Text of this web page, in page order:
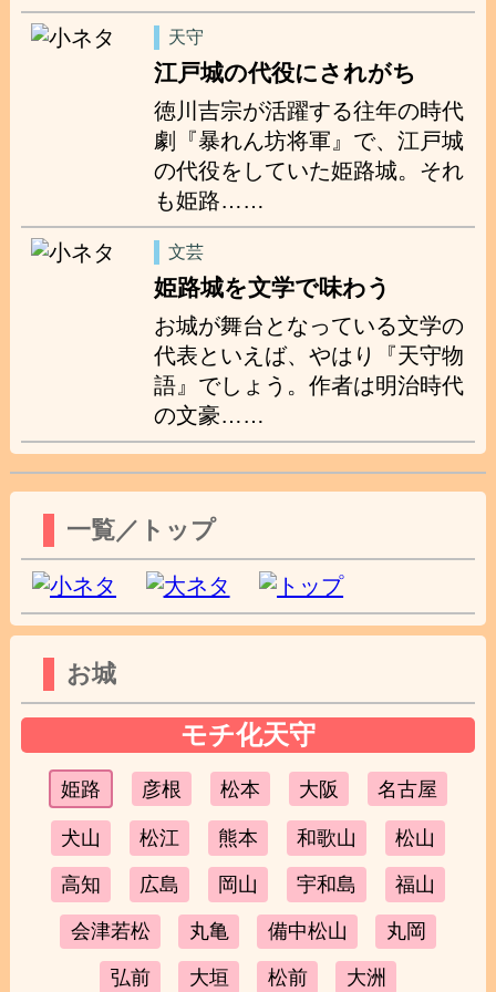
天守
江戸城の代役にされがち
徳川吉宗が活躍する往年の時代
劇『暴れん坊将軍』で、江戸城
の代役をしていた姫路城。それ
も姫路……
文芸
姫路城を文学で味わう
お城が舞台となっている文学の
代表といえば、やはり『天守物
語』でしょう。作者は明治時代
の文豪……
一覧／トップ
お城
モチ化天守
姫路 彦根 松本 大阪 名古屋
犬山 松江 熊本 和歌山 松山
高知 広島 岡山 宇和島 福山
会津若松 丸亀 備中松山 丸岡
弘前 大垣 松前 大洲